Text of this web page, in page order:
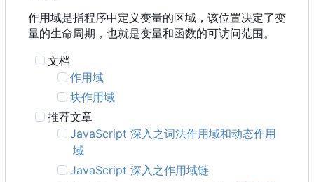
作用域是指程序中定义变量的区域，该位置决定了变
量的生命周期，也就是变量和函数的可访问范围。
文档
作用域
块作用域
推荐文章
JavaScript 深入之词法作用域和动态作用
域
JavaScript 深入之作用域链